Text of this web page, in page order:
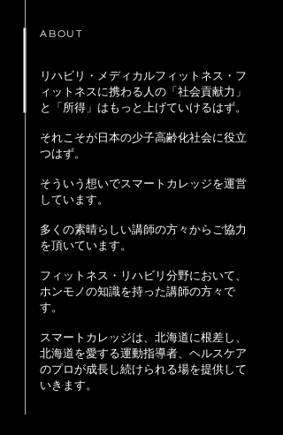
ABOUT
リハビリ・メディカルフィットネス・フ
ィットネスに携わる人の「社会貢献力」
と「所得」はもっと上げていけるはず。
それこそが日本の少子高齢化社会に役立
つはず。
そういう想いでスマートカレッジを運営
しています。
多くの素晴らしい講師の方々からご協力
を頂いています。
フィットネス・リハビリ分野において、
ホンモノの知識を持った講師の方々で
す。
スマートカレッジは、北海道に根差し、
北海道を愛する運動指導者、ヘルスケア
のプロが成長し続けられる場を提供して
いきます。